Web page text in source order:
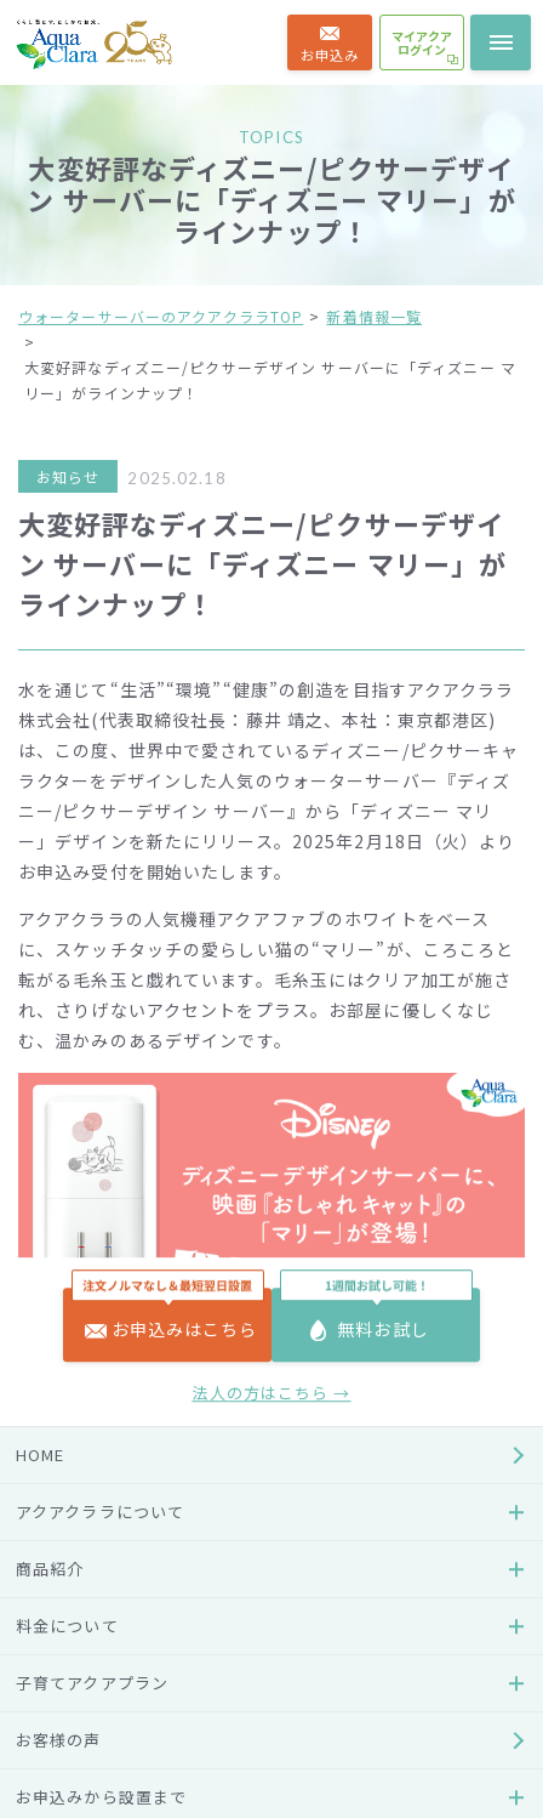
お申込み
マイアクア
ログイン
TOPICS
大変好評なディズニー/ピクサーデザイ
ン サーバーに「ディズニー マリー」が
ラインナップ！
ウォーターサーバーのアクアクララTOP 新着情報一覧
大変好評なディズニー/ピクサーデザイン サーバーに「ディズニー マ
リー」がラインナップ！
お知らせ 2025.02.18
大変好評なディズニー/ピクサーデザイ
ン サーバーに「ディズニー マリー」が
ラインナップ！
水を通じて“生活”“環境”“健康”の創造を目指すアクアクララ
株式会社(代表取締役社長：藤井 靖之、本社：東京都港区)
は、この度、世界中で愛されているディズニー/ピクサーキャ
ラクターをデザインした人気のウォーターサーバー『ディズ
ニー/ピクサーデザイン サーバー』から「ディズニー マリ
ー」デザインを新たにリリース。2025年2月18日（火）より
お申込み受付を開始いたします。
アクアクララの人気機種アクアファブのホワイトをベース
に、スケッチタッチの愛らしい猫の“マリー”が、ころころと
転がる毛糸玉と戯れています。毛糸玉にはクリア加工が施さ
れ、さりげないアクセントをプラス。お部屋に優しくなじ
む、温かみのあるデザインです。
〇ディズニー /ピクサーデザイン サーバー
ラインナップ：
※ディズニー/ピクサーデザイン サーバーは、在庫が無くなり
お申込みはこちら 無料お試し
法人の方はこちら →
HOME
アクアクララについて
商品紹介
料金について
子育てアクアプラン
お客様の声
お申込みから設置まで